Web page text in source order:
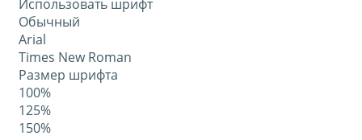
Использовать шрифт
Обычный
Arial
Times New Roman
Размер шрифта
100%
125%
150%